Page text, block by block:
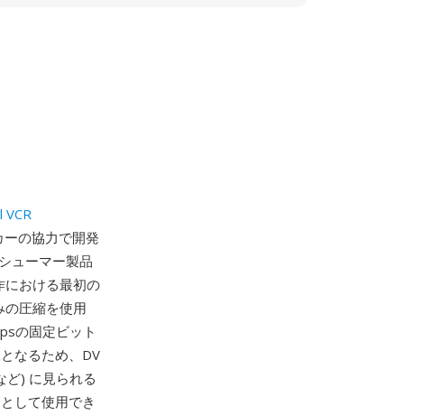
VCR
の協力で開発
ューマー製品
における最初の
の圧縮を使用
の固定ビット
なるため、DV
ど) に見られる
して使用でき